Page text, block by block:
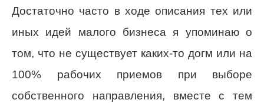
Достаточно часто в ходе описания тех или
иных идей малого бизнеса я упоминаю о
том, что не существует каких-то догм или на
100% рабочих приемов при выборе
собственного направления, вместе с тем